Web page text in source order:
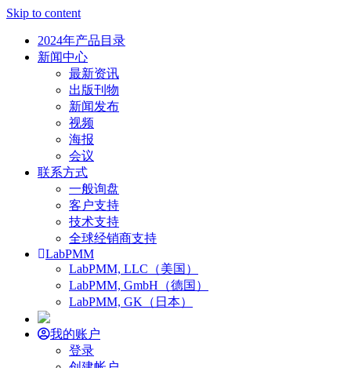
Skip to content
2024年产品目录
新闻中心
最新资讯
出版刊物
新闻发布
视频
海报
会议
联系方式
一般询盘
客户支持
技术支持
全球经销商支持
LabPMM
LabPMM, LLC（美国）
LabPMM, GmbH（德国）
LabPMM, GK（日本）
我的账户
登录